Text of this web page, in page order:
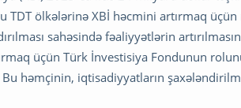
ölkələrinə XBİ həcmini artırmaq
sahəsində fəaliyyətlərin
üçün Türk İnvestisiya Fondunun
həmçinin, iqtisadiyyatların